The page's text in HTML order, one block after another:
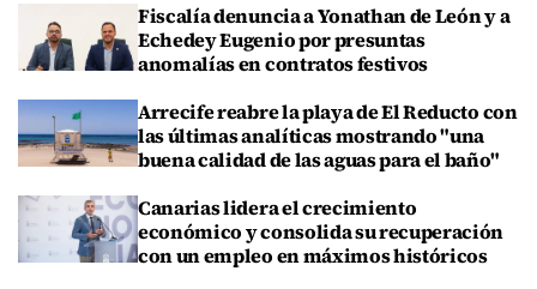
Fiscalía denuncia a Yonathan de León y a
Echedey Eugenio por presuntas
anomalías en contratos festivos
Arrecife reabre la playa de El Reducto con
las últimas analíticas mostrando "una
buena calidad de las aguas para el baño"
Canarias lidera el crecimiento
económico y consolida su recuperación
con un empleo en máximos históricos